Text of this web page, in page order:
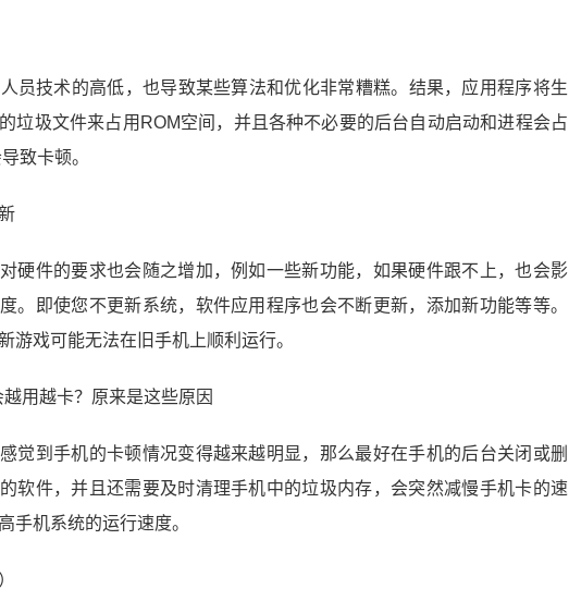
员技术的高低，也导致某些算法和优化非常糟糕。结果，应用程序将生
垃圾文件来占用ROM空间，并且各种不必要的后台自动启动和进程会占
致卡顿。
硬件的要求也会随之增加，例如一些新功能，如果硬件跟不上，也会影
。即使您不更新系统，软件应用程序也会不断更新，添加新功能等等。
游戏可能无法在旧手机上顺利运行。
觉到手机的卡顿情况变得越来越明显，那么最好在手机的后台关闭或删
软件，并且还需要及时清理手机中的垃圾内存，会突然减慢手机卡的速
手机系统的运行速度。